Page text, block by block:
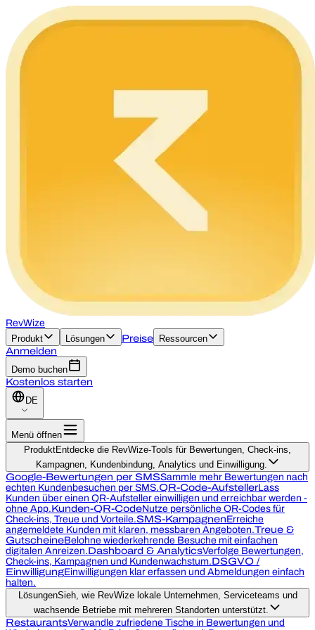
RevWize
Produkt
Lösungen Preise
Ressourcen
Anmelden
Demo buchen
Kostenlos starten
DE
Menü öffnen
ProduktEntdecke die RevWize-Tools für Bewertungen, Check-ins,
Kampagnen, Kundenbindung, Analytics und Einwilligung.
Google-Bewertungen per SMSSammle mehr Bewertungen nach
echten Kundenbesuchen per SMS.QR-Code-AufstellerLass
Kunden über einen QR-Aufsteller einwilligen und erreichbar werden -
ohne App.Kunden-QR-CodeNutze persönliche QR-Codes für
Check-ins, Treue und Vorteile.SMS-KampagnenErreiche
angemeldete Kunden mit klaren, messbaren Angeboten.Treue &
GutscheineBelohne wiederkehrende Besuche mit einfachen
digitalen Anreizen.Dashboard & AnalyticsVerfolge Bewertungen,
Check-ins, Kampagnen und Kundenwachstum.DSGVO /
EinwilligungEinwilligungen klar erfassen und Abmeldungen einfach
halten.
LösungenSieh, wie RevWize lokale Unternehmen, Serviceteams und
wachsende Betriebe mit mehreren Standorten unterstützt.
RestaurantsVerwandle zufriedene Tische in Bewertungen und